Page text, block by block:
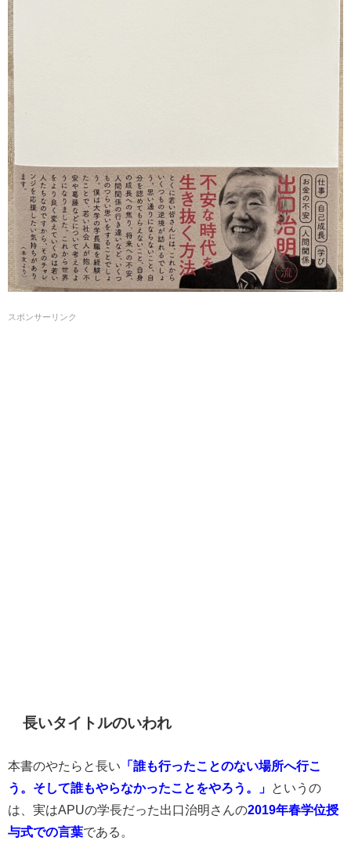
スポンサーリンク
長いタイトルのいわれ
本書のやたらと長い 「誰も行ったことのない場所へ行こ
う。そして誰もやらなかったことをやろう。」
というの
は、実はAPUの学長だった出口治明さんの2019年春学位授
与式での言葉である。